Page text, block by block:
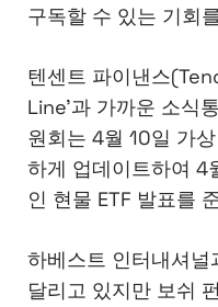
구독할 수 있는 기회
텐센트 파이낸스
Line’과 가까운 소식
원회는 4월 10일 가
하게 업데이트하여 4
인 현물 ETF 발표를
하베스트 인터내셔
달리고 있지만 보쉬